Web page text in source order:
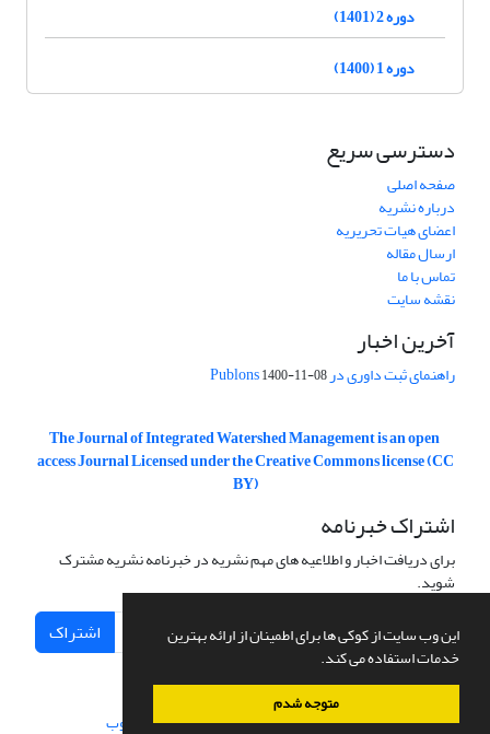
این وب سایت از کوکی ها برای اطمینان از ارائه بهترین
خدمات استفاده می کند.
متوجه شدم
دوره 2 (1401)
دوره 1 (1400)
دسترسی سریع
صفحه اصلی
درباره نشریه
اعضای هیات تحریریه
ارسال مقاله
تماس با ما
نقشه سایت
آخرین اخبار
راهنمای ثبت داوری در Publons1400-11-08
The Journal of Integrated Watershed Management is an open
access Journal Licensed under the Creative Commons license (CC
BY)
اشتراک خبرنامه
برای دریافت اخبار و اطلاعیه های مهم نشریه در خبرنامه نشریه مشترک
شوید.
اشتراک
سامانه مدیریت نشریات علمی.طراحی و پیاده سازی از سیناوب